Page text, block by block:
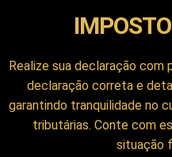
Realize sua declaração com
declaração correta e
garantindo tranquilidade no
tributárias. Conte com
situação